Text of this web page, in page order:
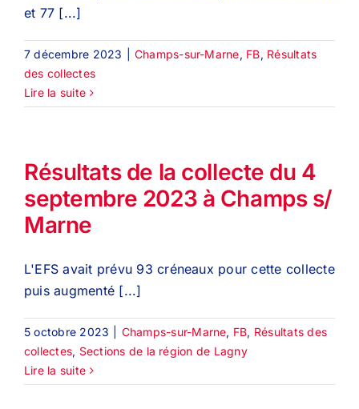
et 77 [...]
7 décembre 2023 Champs-sur-Marne, FB, Résultats
des collectes
Lire la suite
Résultats de la collecte du 4
septembre 2023 à Champs s/
Marne
L'EFS avait prévu 93 créneaux pour cette collecte
puis augmenté [...]
5 octobre 2023 Champs-sur-Marne, FB, Résultats des
collectes, Sections de la région de Lagny
Lire la suite